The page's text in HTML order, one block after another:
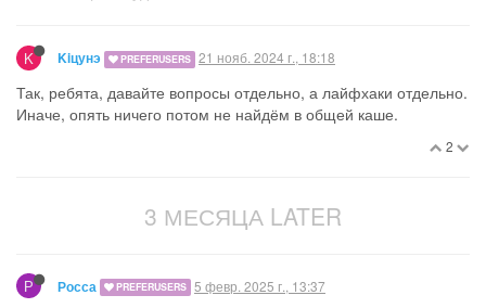
K Kiцунэ PREFERUSERS 21 нояб. 2024 г., 18:18
Так, ребята, давайте вопросы отдельно, а лайфхаки отдельно.
Иначе, опять ничего потом не найдём в общей каше.
2
3 МЕСЯЦА LATER
Р Росса PREFERUSERS 5 февр. 2025 г., 13:37